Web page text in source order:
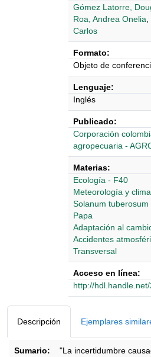
Gómez Latorre,
Roa, Andrea Onelia
Carlos
Formato:
Objeto de
Lenguaje:
Inglés
Publicado:
‎‎Corporación
agropecuaria -
Materias:
Ecología - F40
Meteorología y
Solanum tuberosum
Papa
Adaptación al
Accidentes
Transversal
Acceso en línea:
http://
Descripción Ejemplares
Sumario:
"La incertidumbre